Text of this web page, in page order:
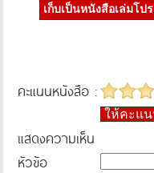
เก็บเป็นหนังสือเล่มโป
คะแนนหนังสือ :
ให้คะแ
แสดงความเห็น
หัวข้อ